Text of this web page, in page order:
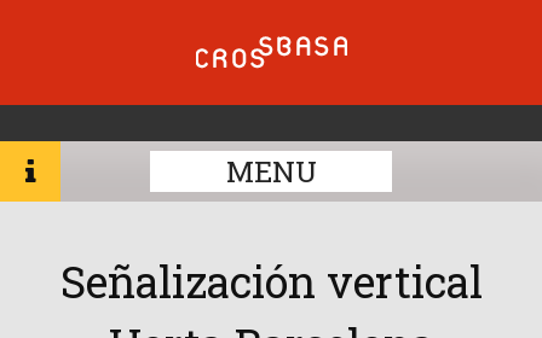
MENU
Señalización vertical